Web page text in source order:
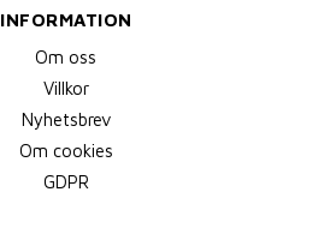
INFORMATION
Om oss
Villkor
Nyhetsbrev
Om cookies
GDPR